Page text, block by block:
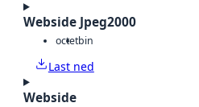
Webside Jpeg2000
octetbin
Last ned
Webside